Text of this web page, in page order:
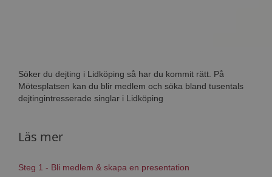
Söker du dejting i Lidköping så har du kommit rätt. På
Mötesplatsen kan du blir medlem och söka bland tusentals
dejtingintresserade singlar i Lidköping
Läs mer
Steg 1 - Bli medlem & skapa en presentation